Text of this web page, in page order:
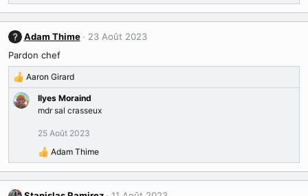
Adam Thime
23 Août 2023
Pardon chef
R
é
a
s
:
Aaron Girard
Ilyes Moraind
mdr sal crasseux
25 Août 2023
R
é
a
c
Adam Thime